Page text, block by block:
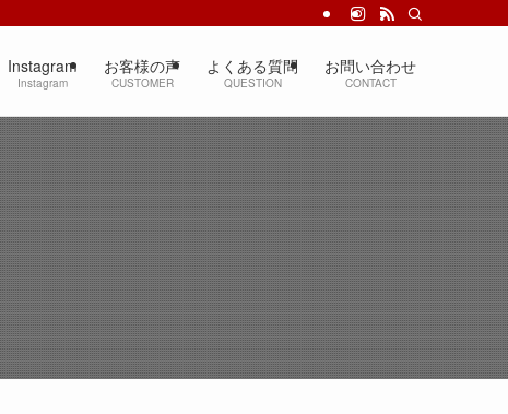
Instagram
Instagram
お客様の声
CUSTOMER
よくある質問
QUESTION
お問い合わせ
CONTACT